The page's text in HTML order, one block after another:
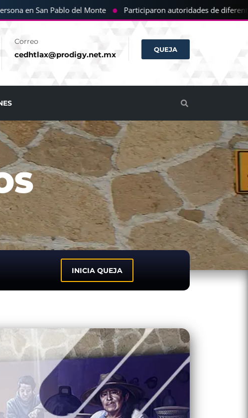
en San Pablo del Monte ● Participaron autoridades de diferentes
Correo
cedhtlax@prodigy.net.mx
QUEJA
INICIA QUEJA